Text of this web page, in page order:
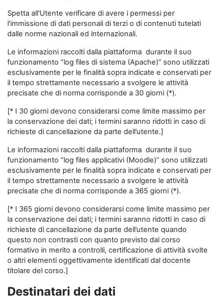
Spetta all'Utente verificare di avere i permessi per
l'immissione di dati personali di terzi o di contenuti tutelati
dalle norme nazionali ed internazionali.
Le informazioni raccolti dalla piattaforma durante il suo
funzionamento “log files di sistema (Apache)” sono utilizzati
esclusivamente per le finalità sopra indicate e conservati per
il tempo strettamente necessario a svolgere le attività
precisate che di norma corrisponde a 30 giorni (*).
[* I 30 giorni devono considerarsi come limite massimo per
la conservazione dei dati; i termini saranno ridotti in caso di
richieste di cancellazione da parte dell’utente.]
Le informazioni raccolti dalla piattaforma durante il suo
funzionamento “log files applicativi (Moodle)” sono utilizzati
esclusivamente per le finalità sopra indicate e conservati per
il tempo strettamente necessario a svolgere le attività
precisate che di norma corrisponde a 365 giorni (*).
[* I 365 giorni devono considerarsi come limite massimo per
la conservazione dei dati; i termini saranno ridotti in caso di
richieste di cancellazione da parte dell’utente quando
questo non contrasti con quanto previsto dal corso
formativo in merito a controlli, certificazione di attività svolte
o altri elementi oggettivamente identificati dal docente
titolare del corso.]
Destinatari dei dati